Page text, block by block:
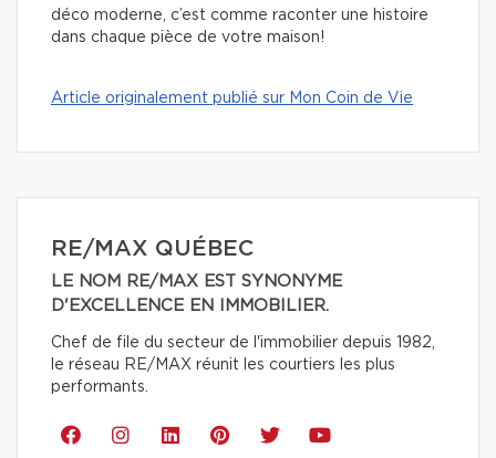
déco moderne, c’est comme raconter une histoire
dans chaque pièce de votre maison!
Article originalement publié sur Mon Coin de Vie
RE/MAX QUÉBEC
LE NOM RE/MAX EST SYNONYME
D'EXCELLENCE EN IMMOBILIER.
Chef de file du secteur de l'immobilier depuis 1982,
le réseau RE/MAX réunit les courtiers les plus
performants.